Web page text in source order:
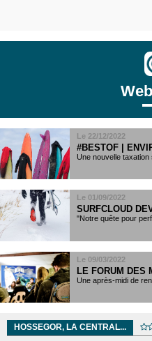
Le 22/12/2022
#BESTOF |
Une nouvelle taxation
Le 01/09/2022
SURFCLOUD
"Notre quête pour
Le 09/03/2022
LE FORUM DES
Une après-midi de
HOSSEGOR, LA CENTRAL...